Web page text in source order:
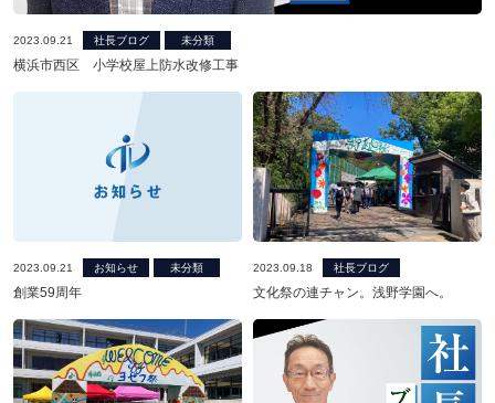
2023.09.21 社長ブログ 未分類
横浜市西区 小学校屋上防水改修工事
2023.09.21 お知らせ 未分類
創業59周年
2023.09.18 社長ブログ
文化祭の連チャン。浅野学園へ。